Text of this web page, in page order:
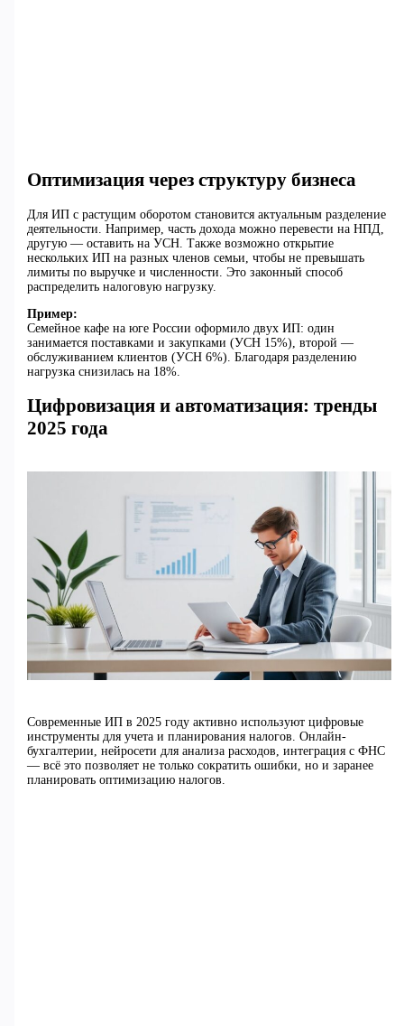
Оптимизация через структуру бизнеса
Для ИП с растущим оборотом становится актуальным разделение
деятельности. Например, часть дохода можно перевести на НПД,
другую — оставить на УСН. Также возможно открытие
нескольких ИП на разных членов семьи, чтобы не превышать
лимиты по выручке и численности. Это законный способ
распределить налоговую нагрузку.
Пример:
Семейное кафе на юге России оформило двух ИП: один
занимается поставками и закупками (УСН 15%), второй —
обслуживанием клиентов (УСН 6%). Благодаря разделению
нагрузка снизилась на 18%.
Цифровизация и автоматизация: тренды
2025 года
Современные ИП в 2025 году активно используют цифровые
инструменты для учета и планирования налогов. Онлайн-
бухгалтерии, нейросети для анализа расходов, интеграция с ФНС
— всё это позволяет не только сократить ошибки, но и заранее
планировать оптимизацию налогов.